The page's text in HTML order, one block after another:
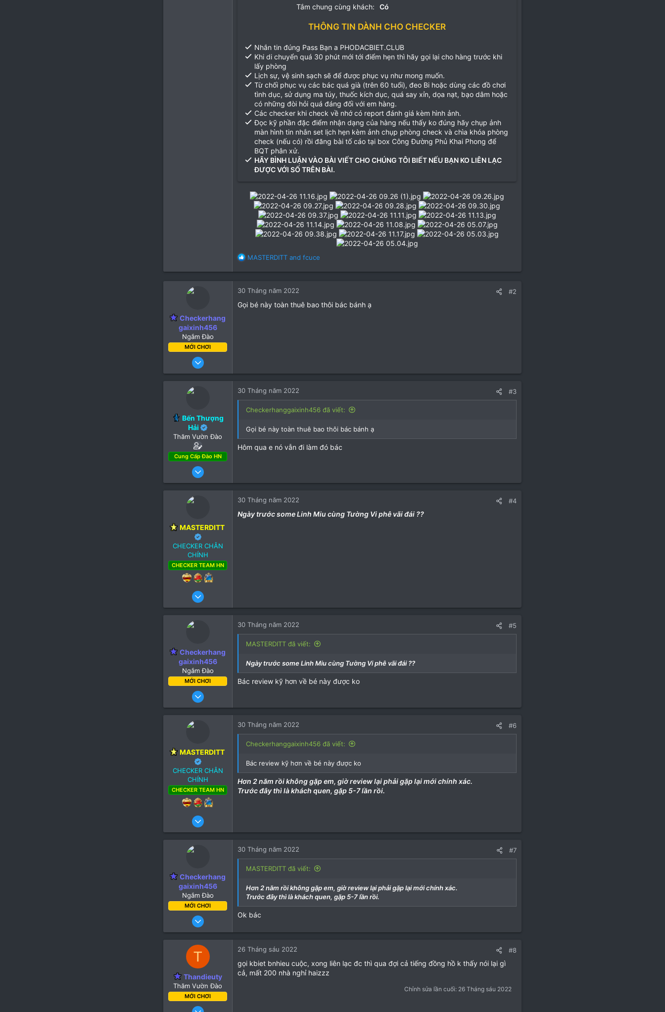
Tắm chung cùng khách:
Có
THÔNG TIN DÀNH CHO CHECKER
Nhắn tin đúng Pass Bạn a PHODACBIET.CLUB
Khi di chuyển quá 30 phút mới tới điểm hẹn thì hãy gọi lại cho hàng trước khi
lấy phòng
Lịch sự, vệ sinh sạch sẽ để được phục vụ như mong muốn.
Từ chối phục vụ các bác quá già (trên 60 tuổi), đeo Bi hoặc dùng các đồ chơi
tình dục, sử dụng ma túy, thuốc kích dục, quá say xỉn, dọa nạt, bạo dâm hoặc
có những đòi hỏi quá đáng đối với em hàng.
Các checker khi check về nhớ có report đánh giá kèm hình ảnh.
Đọc kỹ phần đặc điểm nhận dạng của hàng nếu thấy ko đúng hãy chụp ảnh
màn hình tin nhắn set lịch hẹn kèm ảnh chụp phòng check và chìa khóa phòng
check (nếu có) rồi đăng bài tố cáo tại box Công Đường Phủ Khai Phong để
BQT phân xử.
HÃY BÌNH LUẬN VÀO BÀI VIẾT CHO CHÚNG TÔI BIẾT NẾU BẠN KO LIÊN LẠC
ĐƯỢC VỚI SỐ TRÊN BÀI.
R
t
i
MASTERDITT and fcuce
Checkerhang
gaixinh456
Ngắm Đào
MỚI CHƠI
33
30 Tháng năm 2022 #2
Gọi bé này toàn thuê bao thôi bác bánh ạ
Bến Thượng
Hải
Thăm Vườn Đào
Cung Cấp Đào HN
56
30 Tháng năm 2022 #3
Checkerhanggaixinh456 đã viết:
Gọi bé này toàn thuê bao thôi bác bánh ạ
Hôm qua e nó vẫn đi làm đó bác
MASTERDITT
CHECKER CHÂN
CHÍNH
CHECKER TEAM HN
2,014
30 Tháng năm 2022 #4
Ngày trước some Linh Miu cùng Tường Vi phê vãi đái ??
Checkerhang
gaixinh456
Ngắm Đào
MỚI CHƠI
33
30 Tháng năm 2022 #5
MASTERDITT đã viết:
Ngày trước some Linh Miu cùng Tường Vi phê vãi đái ??
Bác review kỹ hơn về bé này được ko
MASTERDITT
CHECKER CHÂN
CHÍNH
CHECKER TEAM HN
2,014
30 Tháng năm 2022 #6
Checkerhanggaixinh456 đã viết:
Bác review kỹ hơn về bé này được ko
Hơn 2 năm rồi không gặp em, giờ review lại phải gặp lại mới chính xác.
Trước đây thì là khách quen, gặp 5-7 lần rồi.
Checkerhang
gaixinh456
Ngắm Đào
MỚI CHƠI
33
30 Tháng năm 2022 #7
MASTERDITT đã viết:
Hơn 2 năm rồi không gặp em, giờ review lại phải gặp lại mới chính xác.
Trước đây thì là khách quen, gặp 5-7 lần rồi.
Ok bác
T
Thandieuty
Thăm Vườn Đào
MỚI CHƠI
26 Tháng sáu 2022 #8
gọi kbiet bnhieu cuộc, xong liên lạc đc thì qua đợi cả tiếng đồng hồ k thấy nói lại gì
cả, mất 200 nhà nghỉ haizzz
Chỉnh sửa lần cuối: 26 Tháng sáu 2022